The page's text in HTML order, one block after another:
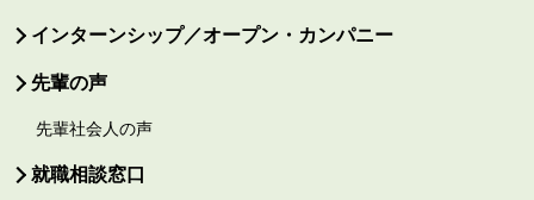
インターンシップ／オープン・カンパニー
先輩の声
先輩社会人の声
就職相談窓口